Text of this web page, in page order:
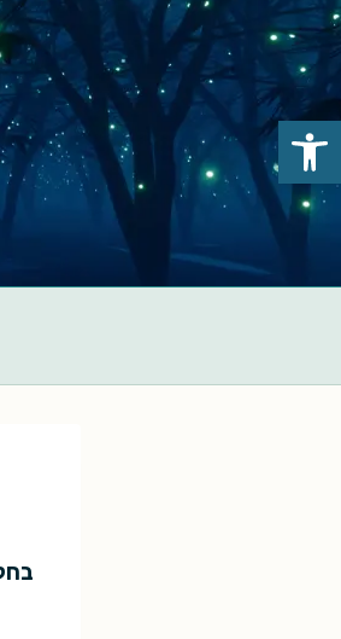
Skip
content
פתח סרגל נגישות